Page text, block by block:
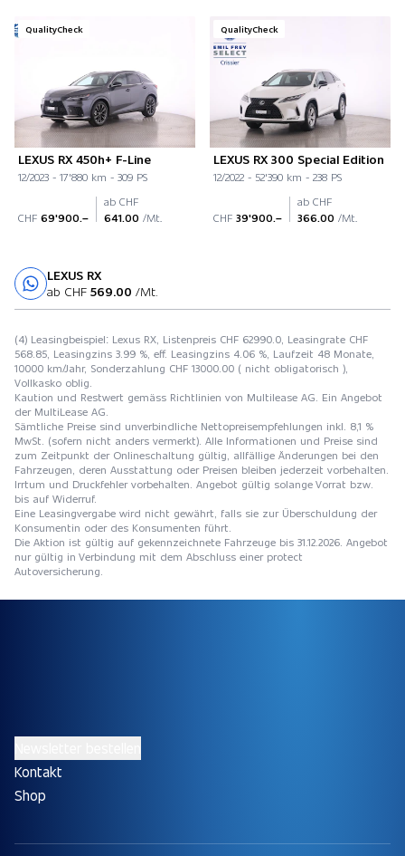
QualityCheck
LEXUS RX 450h+ F-Line
12/2023 - 17'880 km - 309 PS
CHF 69'900.–
ab CHF
641.00 /Mt.
QualityCheck
LEXUS RX 300 Special Edition
12/2022 - 52'390 km - 238 PS
CHF 39'900.–
ab CHF
366.00 /Mt.
LEXUS RX
ab CHF 569.00 /Mt.
(4) Leasingbeispiel: Lexus RX, Listenpreis CHF 62990.0, Leasingrate CHF
568.85, Leasingzins 3.99 %, eff. Leasingzins 4.06 %, Laufzeit 48 Monate,
10000 km/Jahr, Sonderzahlung CHF 13000.00 ( nicht obligatorisch ),
Vollkasko oblig.
Kaution und Restwert gemäss Richtlinien von Multilease AG. Ein Angebot
der MultiLease AG.
Sämtliche Preise sind unverbindliche Nettopreisempfehlungen inkl. 8,1 %
MwSt. (sofern nicht anders vermerkt). Alle Informationen und Preise sind
zum Zeitpunkt der Onlineschaltung gültig, allfällige Änderungen bei den
Fahrzeugen, deren Ausstattung oder Preisen bleiben jederzeit vorbehalten.
Irrtum und Druckfehler vorbehalten. Angebot gültig solange Vorrat bzw.
bis auf Widerruf.
Eine Leasingvergabe wird nicht gewährt, falls sie zur Überschuldung der
Konsumentin oder des Konsumenten führt.
Die Aktion ist gültig auf gekennzeichnete Fahrzeuge bis 31.12.2026. Angebot
nur gültig in Verbindung mit dem Abschluss einer protect
Autoversicherung.
Kontakt
Shop